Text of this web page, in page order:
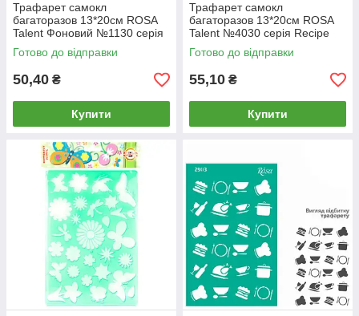
Трафарет самокл
багаторазов 13*20см ROSA
Talent Фоновий №1130 серія
Recipe book GPТ50046024
Готово до відправки
50,40 ₴
Купити
Трафарет самокл
багаторазов 13*20см ROSA
Talent №4030 серія Recipe
book GPТ50046026
Готово до відправки
55,10 ₴
Купити